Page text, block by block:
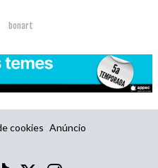
bonart
cookies Anúncio